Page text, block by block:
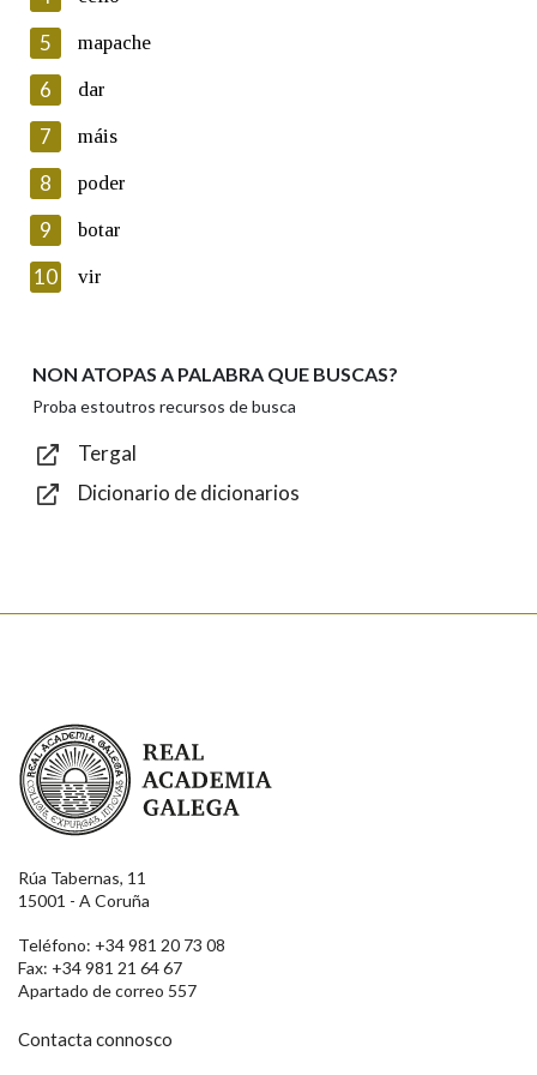
Lin e acepto as condicións da política de
Introduce o código que aparece na imaxe:
Texto de verificación
Enviar
5 mapache
6 dar
7 máis
8 poder
9 botar
10 vir
NON ATOPAS A PALABRA QUE BUSCAS?
Proba estoutros recursos de busca
Tergal
Dicionario de dicionarios
Real Academia Galega
Rúa Tabernas, 11
15001 - A Coruña
Teléfono: +34 981 20 73 08
Fax: +34 981 21 64 67
Apartado de correo 557
Contacta connosco